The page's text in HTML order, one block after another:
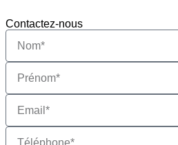
Contactez-nous